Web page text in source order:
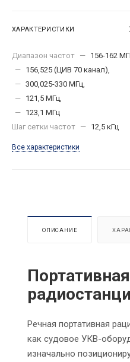
ХАРАКТЕРИСТИКИ
Диапазон частот — 156-162
— 156,525 (ЦИВ 70 канал),
— 300,025-330 МГц,
— 121,5 МГц,
— 123,1 МГц
Шаг сетки частот — 12,5 кГц
Все характеристики
ОПИСАНИЕ
Речная портативная
как судовое УКВ-
изначально